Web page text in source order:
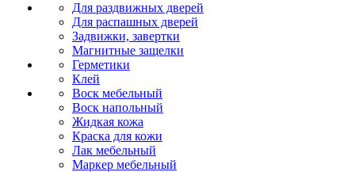
Для раздвижных дверей
Для распашных дверей
Задвижки, завертки
Магнитные защелки
Герметики
Клей
Воск мебельный
Воск напольный
Жидкая кожа
Краска для кожи
Лак мебельный
Маркер мебельный